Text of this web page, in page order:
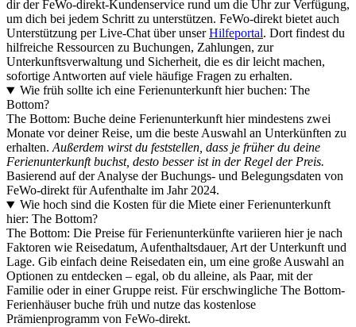
dir der FeWo-direkt-Kundenservice rund um die Uhr zur Verfügung,
um dich bei jedem Schritt zu unterstützen. FeWo-direkt bietet auch
Unterstützung per Live-Chat über unserHilfeportal. Dort findest du
hilfreiche Ressourcen zu Buchungen, Zahlungen, zur
Unterkunftsverwaltung und Sicherheit, die es dir leicht machen,
sofortige Antworten auf viele häufige Fragen zu erhalten.
Wie früh sollte ich eine Ferienunterkunft hier buchen: The
Bottom?
The Bottom: Buche deine Ferienunterkunft hier mindestens zwei
Monate vor deiner Reise, um die beste Auswahl an Unterkünften zu
erhalten. Außerdem wirst du feststellen, dass je früher du deine
Ferienunterkunft buchst, desto besser ist in der Regel der Preis.
Basierend auf der Analyse der Buchungs- und Belegungsdaten von
FeWo-direkt für Aufenthalte im Jahr 2024.
Wie hoch sind die Kosten für die Miete einer Ferienunterkunft
hier: The Bottom?
The Bottom: Die Preise für Ferienunterkünfte variieren hier je nach
Faktoren wie Reisedatum, Aufenthaltsdauer, Art der Unterkunft und
Lage. Gib einfach deine Reisedaten ein, um eine große Auswahl an
Optionen zu entdecken – egal, ob du alleine, als Paar, mit der
Familie oder in einer Gruppe reist. Für erschwingliche The Bottom-
Ferienhäuser buche früh und nutze das kostenlose
Prämienprogramm von FeWo-direkt.